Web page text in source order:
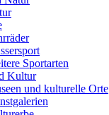
Sportarten
Kultur
und kulturelle Orte